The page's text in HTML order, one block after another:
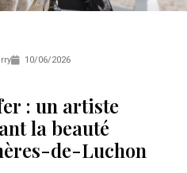
10/06/2026
: un artiste
la beauté
de-Luchon